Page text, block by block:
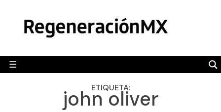
content
☰
POLÍTICA
CAMALEÓN
OPINIÓN
ETIQUETA:
john oliver